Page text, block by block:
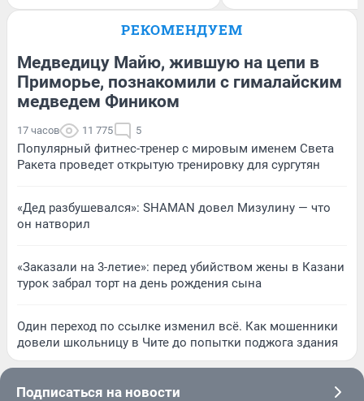
РЕКОМЕНДУЕМ
Медведицу Майю, жившую на цепи в
Приморье, познакомили с гималайским
медведем Фиником
17 часов 11 775 5
Популярный фитнес-тренер с мировым именем Света
Ракета проведет открытую тренировку для сургутян
«Дед разбушевался»: SHAMAN довел Мизулину — что
он натворил
«Заказали на 3-летие»: перед убийством жены в Казани
турок забрал торт на день рождения сына
Один переход по ссылке изменил всё. Как мошенники
довели школьницу в Чите до попытки поджога здания
Подписаться на новости